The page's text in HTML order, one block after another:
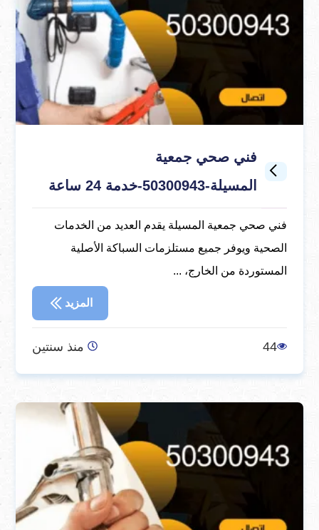
فني صحي جمعية
المسيلة-50300943-خدمة 24 ساعة
فني صحي جمعية المسيلة يقدم العديد من الخدمات
الصحية ويوفر جميع مستلزمات السباكة الأصلية
المستوردة من الخارج، ...
المزيد
44 منذ سنتين